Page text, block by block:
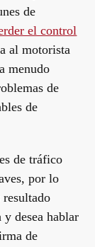
de
el control
al motorista
menudo
de
de
de tráfico
por lo
resultado
desea hablar
de